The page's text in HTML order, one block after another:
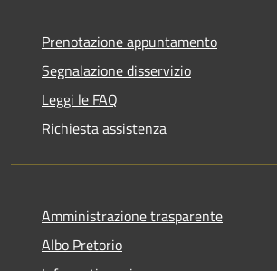
Prenotazione appuntamento
Segnalazione disservizio
Leggi le FAQ
Richiesta assistenza
Amministrazione trasparente
Albo Pretorio